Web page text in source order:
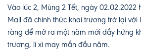
Vào lúc 2, Mùng 2 Tết, ngày 02.02.2022
Mall đã chính thức khai trương trở lại với
ràng để mở ra một năm mới đầy hứng
trương, lì xì may mắn đầu năm.